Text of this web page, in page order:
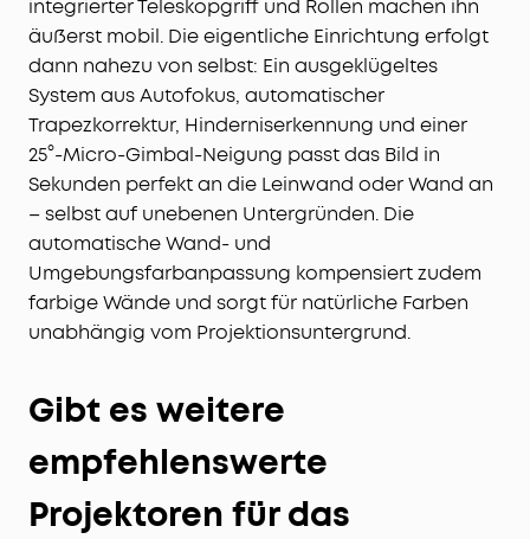
integrierter Teleskopgriff und Rollen machen ihn
äußerst mobil. Die eigentliche Einrichtung erfolgt
dann nahezu von selbst: Ein ausgeklügeltes
System aus Autofokus, automatischer
Trapezkorrektur, Hinderniserkennung und einer
25°-Micro-Gimbal-Neigung passt das Bild in
Sekunden perfekt an die Leinwand oder Wand an
– selbst auf unebenen Untergründen. Die
automatische Wand- und
Umgebungsfarbanpassung kompensiert zudem
farbige Wände und sorgt für natürliche Farben
unabhängig vom Projektionsuntergrund.
Gibt es weitere
empfehlenswerte
Projektoren für das